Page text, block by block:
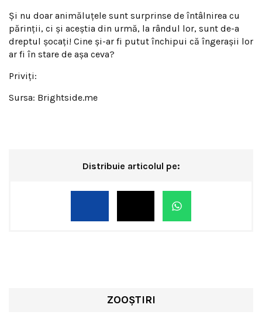
Şi nu doar animăluţele sunt surprinse de întâlnirea cu
părinţii, ci şi aceştia din urmă, la rândul lor, sunt de-a
dreptul şocaţi! Cine şi-ar fi putut închipui că îngeraşii lor
ar fi în stare de aşa ceva?
Priviţi:
Sursa: Brightside.me
Distribuie articolul pe:
ZOOȘTIRI